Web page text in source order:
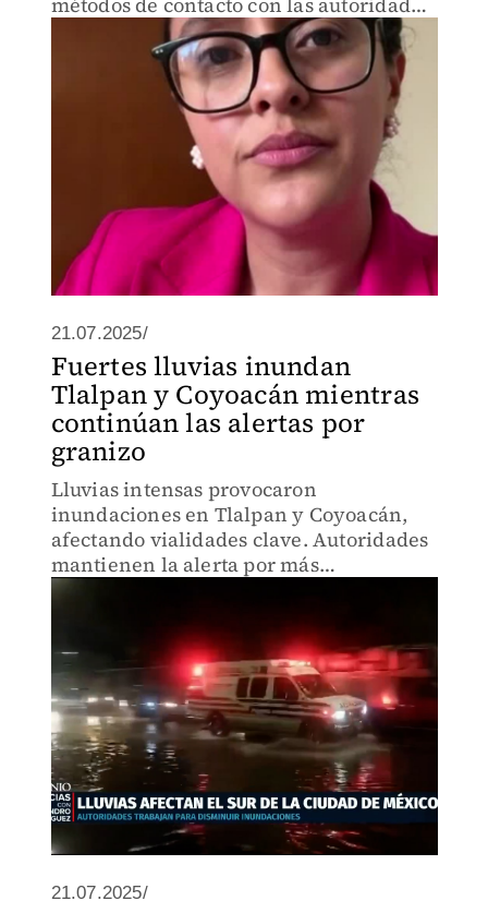
desde redes sociales hasta números
telefónicos.
21.07.2025/
Fuertes lluvias inundan
Tlalpan y Coyoacán mientras
continúan las alertas por
granizo
Lluvias intensas provocaron
inundaciones en Tlalpan y Coyoacán,
afectando vialidades clave. Autoridades
mantienen la alerta por más
precipitaciones y caída de granizo
durante la noche.
21.07.2025/